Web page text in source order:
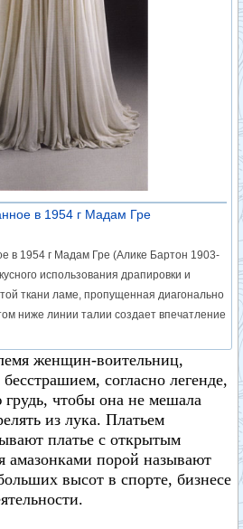
в 1954 г Мадам Гре
в 1954 г Мадам Гре (Алике Бартон 1903-
использования драпировки и
ткани ламе, пропущенная диагонально
ниже линии талии создает впечатление
женщин-воительниц,
согласно легенде,
грудь, чтобы она не мешала
из лука. Платьем
платье с открытым
амазонками порой называют
высот в спорте, бизнесе